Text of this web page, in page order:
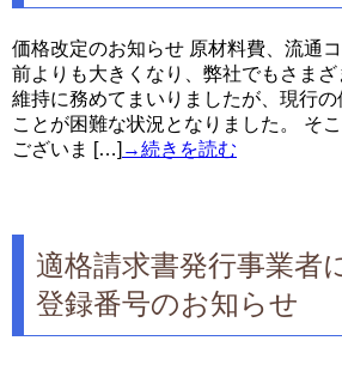
価格改定のお知らせ 原材料費、流通
前よりも大きくなり、弊社でもさま
維持に務めてまいりましたが、現行
ことが困難な状況となりました。 そ
ございま […] →続きを読む
適格請求書発行事業者
登録番号のお知らせ